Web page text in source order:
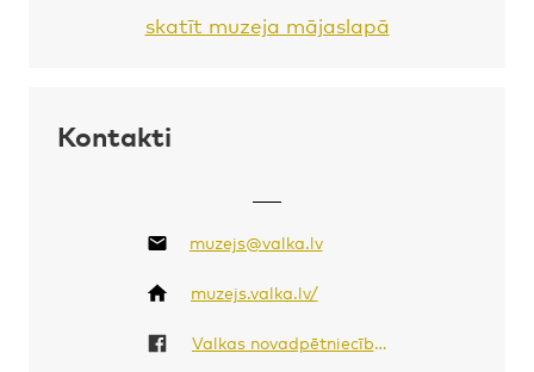
skatīt muzeja mājaslapā
Kontakti
muzejs@valka.lv
muzejs.valka.lv/
Valkas novadpētniecības muzejs / Valka Local History museum